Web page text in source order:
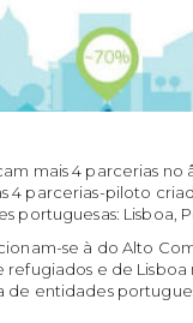
mais 4 parcerias
4 parcerias-piloto
portuguesas: Lisboa,
se à do Alto
refugiados e de
de entidades